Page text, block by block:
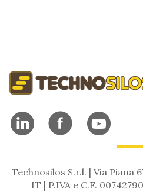
Technosilos S.r.l. | Via Piana
IT | P.IVA e C.F.